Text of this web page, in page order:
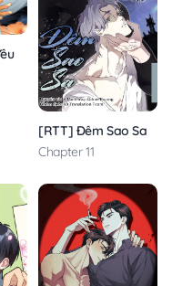
Thanh Thuần
[RTT] Đêm Sao Sa
Chapter 11